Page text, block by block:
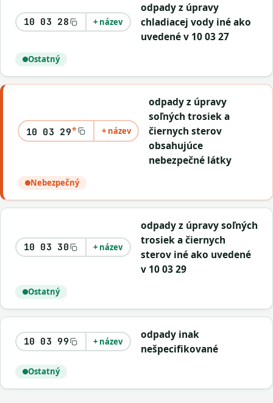
10 03 28 + název
odpady z úpravy
chladiacej vody iné ako
uvedené v 10 03 27
Ostatný
10 03 29* + název
odpady z úpravy
soľných trosiek a
čiernych sterov
obsahujúce
nebezpečné látky
Nebezpečný
10 03 30 + název
odpady z úpravy soľných
trosiek a čiernych
sterov iné ako uvedené
v 10 03 29
Ostatný
10 03 99 + název
odpady inak
nešpecifikované
Ostatný